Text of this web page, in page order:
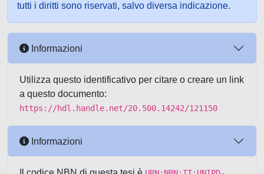
tutti i diritti sono riservati, salvo diversa indicazione.
Informazioni
Utilizza questo identificativo per citare o creare un link
a questo documento:
https://hdl.handle.net/20.500.14242/121150
Informazioni